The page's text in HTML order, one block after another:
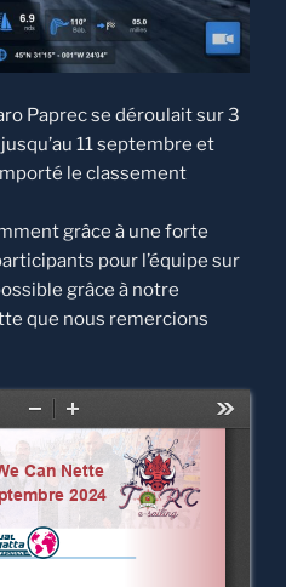
Paprec se déroulait sur 3
11 septembre et
le classement
grâce à une forte
pour l’équipe sur
grâce à notre
que nous remercions